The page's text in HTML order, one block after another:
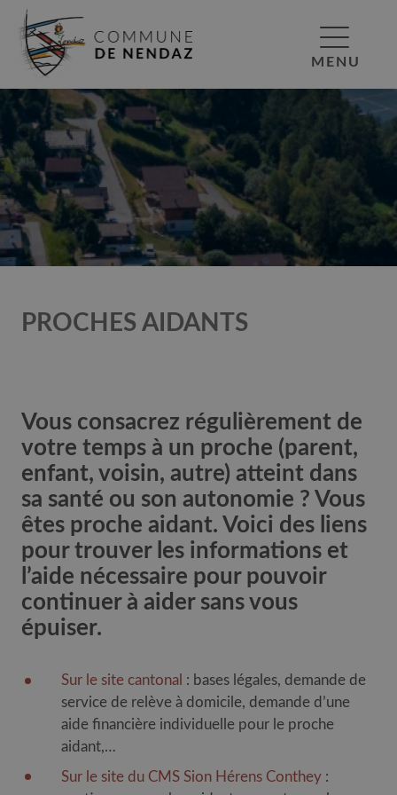
MENU
PROCHES AIDANTS
Vous consacrez régulièrement de
votre temps à un proche (parent,
enfant, voisin, autre) atteint dans
sa santé ou son autonomie ? Vous
êtes proche aidant. Voici des liens
pour trouver les informations et
l’aide nécessaire pour pouvoir
continuer à aider sans vous
épuiser.
Sur le site cantonal : bases légales, demande de
service de relève à domicile, demande d’une
aide financière individuelle pour le proche
aidant,…
Sur le site du CMS Sion Hérens Conthey :